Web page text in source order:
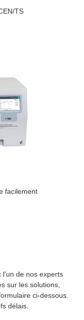
TS
facilement
l'un de nos experts
sur les solutions,
ci-dessous.
délais.